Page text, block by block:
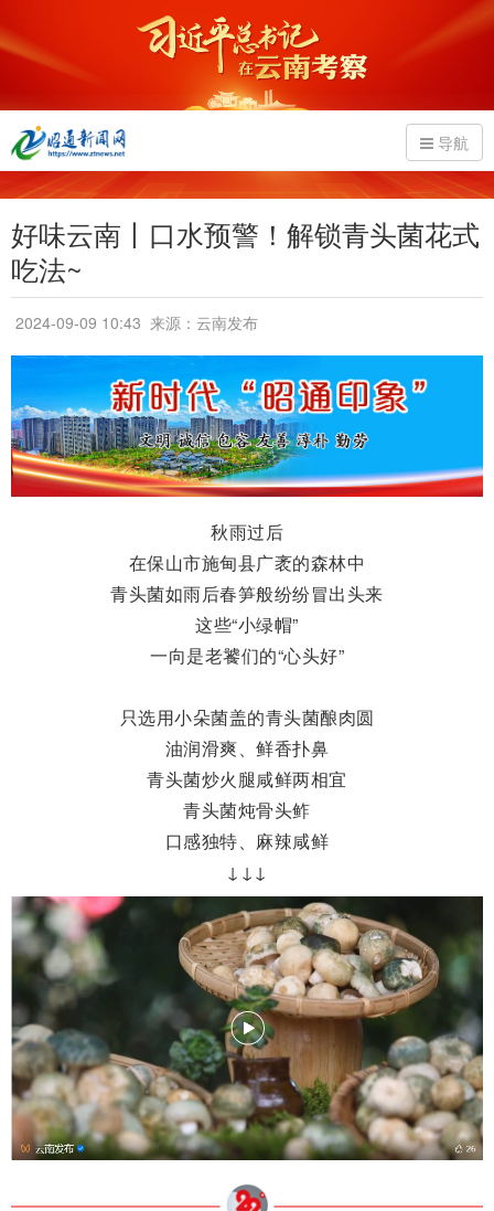
导航
好味云南丨口水预警！解锁青头菌花式
吃法~
2024-09-09 10:43 来源：云南发布
秋雨过后
在保山市施甸县广袤的森林中
青头菌如雨后春笋般纷纷冒出头来
这些“小绿帽”
一向是老饕们的“心头好”
只选用小朵菌盖的青头菌酿肉圆
油润滑爽、鲜香扑鼻
青头菌炒火腿咸鲜两相宜
青头菌炖骨头鲊
口感独特、麻辣咸鲜
↓↓↓